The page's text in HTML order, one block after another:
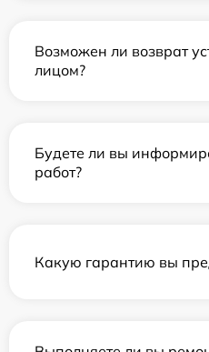
Возможен ли возврат
лицом?
Будете ли вы
работ?
Какую гарантию вы